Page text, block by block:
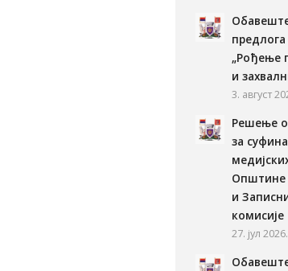
„Рођење
и
3. август
Решење о
за
Општине
и
комисије
27. јул